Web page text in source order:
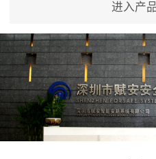
事故频发，传统的火灾探
测方法已无法满足要求。
尤其是目前众多的大型影
剧院、会议展览中心、体
育馆、大型仓库和隧道空
间等，其建筑结构特殊、
进入产